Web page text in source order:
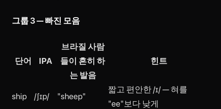
그룹 3 — 빠진 모음
단어 IPA
브라질 사람
들이 흔히 하
는 발음
힌트
ship /ʃɪp/ "sheep"
짧고 편안한 /ɪ/ — 혀를
"ee"보다 낮게